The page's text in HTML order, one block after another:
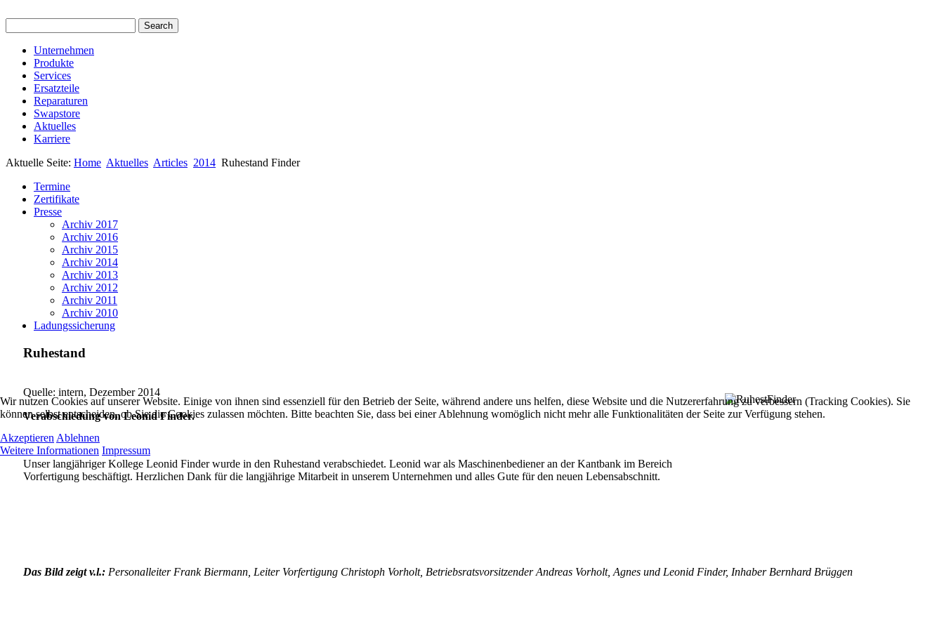
Unternehmen
Produkte
Services
Ersatzteile
Reparaturen
Swapstore
Aktuelles
Karriere
Aktuelle Seite: Home Aktuelles Articles 2014 Ruhestand Finder
Termine
Zertifikate
Presse
Archiv 2017
Archiv 2016
Archiv 2015
Archiv 2014
Archiv 2013
Archiv 2012
Archiv 2011
Archiv 2010
Ladungssicherung
Ruhestand
Quelle: intern, Dezember 2014
Verabschiedung von Leonid Finder.
Unser langjähriger Kollege Leonid Finder wurde in den Ruhestand verabschiedet. Leonid war als Maschinenbediener an der Kantbank im Bereich
Vorfertigung beschäftigt. Herzlichen Dank für die langjährige Mitarbeit in unserem Unternehmen und alles Gute für den neuen Lebensabschnitt.
Das Bild zeigt v.l.: Personalleiter Frank Biermann, Leiter Vorfertigung Christoph Vorholt, Betriebsratsvorsitzender Andreas Vorholt, Agnes und Leonid Finder, Inhaber Bernhard Brüggen
Wir nutzen Cookies auf unserer Website. Einige von ihnen sind essenziell für den Betrieb der Seite, während andere uns helfen, diese Website und die Nutzererfahrung zu verbessern (Tracking Cookies). Sie
können selbst entscheiden, ob Sie die Cookies zulassen möchten. Bitte beachten Sie, dass bei einer Ablehnung womöglich nicht mehr alle Funktionalitäten der Seite zur Verfügung stehen.
Akzeptieren Ablehnen
Weitere Informationen Impressum